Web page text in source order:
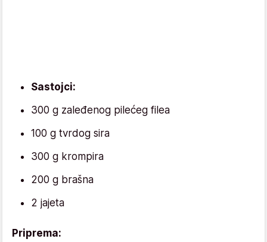
Sastojci:
300 g zaleđenog pilećeg filea
100 g tvrdog sira
300 g krompira
200 g brašna
2 jajeta
Priprema: